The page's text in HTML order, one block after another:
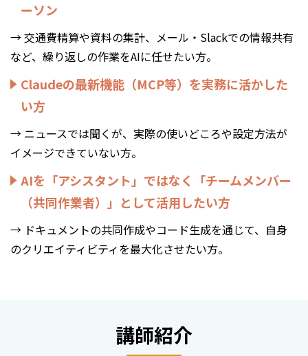
ーソン
→ 交通費精算や資料の集計、メール・Slackでの情報共有
など、繰り返しの作業をAIに任せたい方。
Claudeの最新機能（MCP等）を実務に活かした
い方
→ ニュースでは聞くが、実際の使いどころや設定方法が
イメージできていない方。
AIを「アシスタント」ではなく「チームメンバー
（共同作業者）」として活用したい方
→ ドキュメントの共同作成やコード生成を通じて、自身
のクリエイティビティを最大化させたい方。
講師紹介